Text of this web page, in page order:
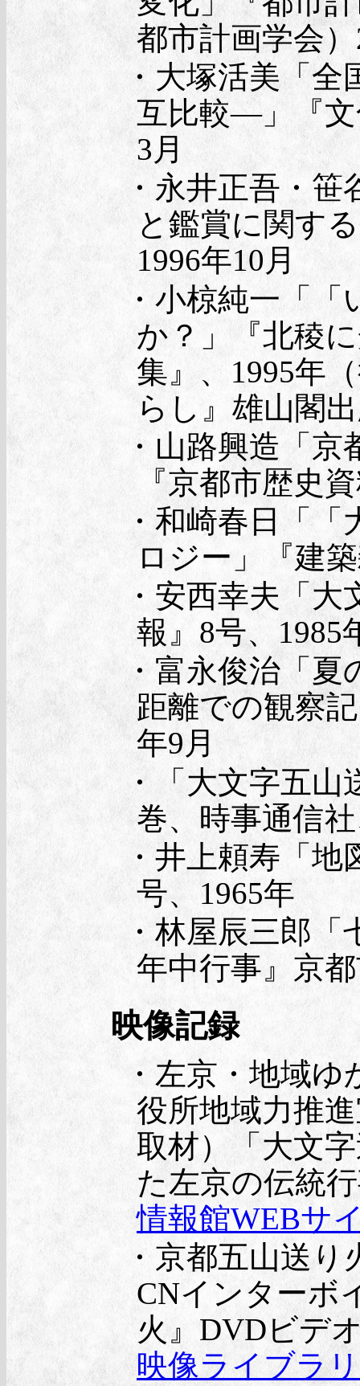
都市計画学会
・大塚活美「
互比較―」『文
3月
・永井正吾・
と鑑賞に関す
1996年10月
・小椋純一「
か？」『北稜
集』、1995年
らし』雄山閣
・山路興造「
『京都市歴史
・和崎春日「
ロジー」『建
・安西幸夫「
報』8号、1985
・富永俊治「夏
距離での観察
年9月
・「大文字五
巻、時事通信
・井上頼寿「
号、1965年
・林屋辰三郎
年中行事』京
映像記録
・左京・地域
役所地域力推
取材）「大文
た左京の伝統
情報館WEBサ
・京都五山送
CNインターボ
火』DVDビデ
映像ライブラ